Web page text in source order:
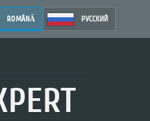
ROMÂNĂ РУССКИЙ